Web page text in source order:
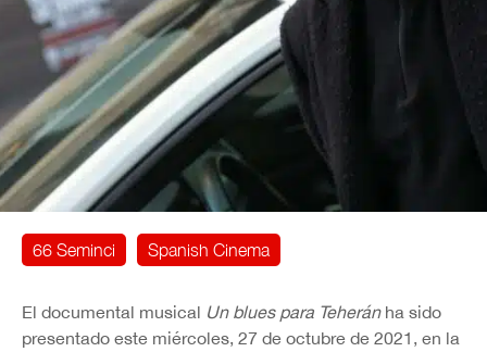
66 Seminci Spanish Cinema
El documental musical Un blues para Teherán ha sido
presentado este miércoles, 27 de octubre de 2021, en la